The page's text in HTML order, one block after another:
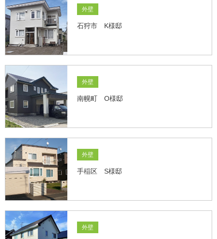
外壁
石狩市 K様邸
外壁
南幌町 O様邸
外壁
手稲区 S様邸
外壁